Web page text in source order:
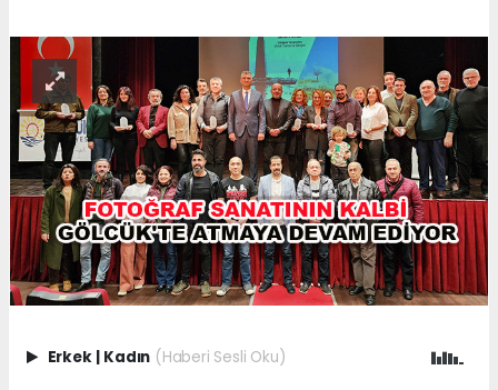
Erkek | Kadın (Haberi Sesli Oku)